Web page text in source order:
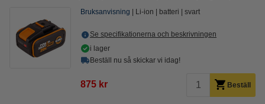
Bruksanvisning Li-ion batteri svart
Se specifikationerna och beskrivningen
i lager
Beställ nu så skickar vi idag!
875 kr Beställ